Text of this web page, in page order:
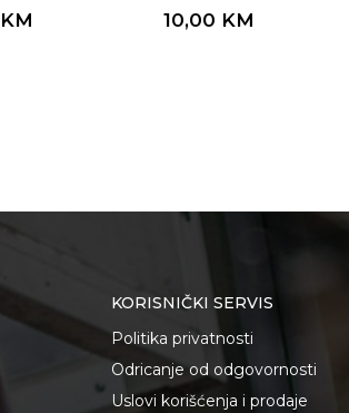
KM 10,00 KM
KORISNIČKI SERVIS
Politika privatnosti
Odricanje od odgovornosti
Uslovi korišćenja i prodaje